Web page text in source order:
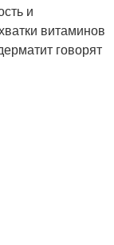
и
витаминов
говорят